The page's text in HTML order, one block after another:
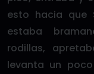
esto hacia que
estaba
rodillas,
levanta un